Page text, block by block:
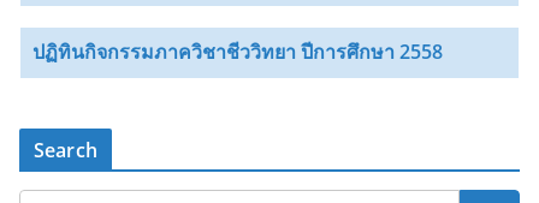
ปฏิทินกิจกรรมภาควิชาชีววิทยา ปีการศึกษา 2558
Search